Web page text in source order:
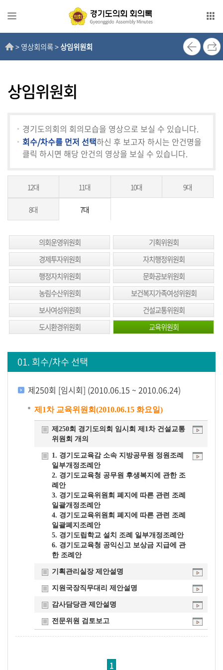
본문으로 바로가기
메인메뉴 바로가기
전
자
의
록
상
회
송
방
송
정
생
방
송
보
기
> 영상회의록 >상임위원회
상임위원회
경기도의회의 회의모습을 영상으로 보실 수 있습니다.
회수/차수를 먼저 선택하신 후 보고자 하시는 안건명을
클릭 하시면 해당 안건의 영상을 보실 수 있습니다.
12대 11대 10대 9대
8대 7대
의회운영위원회
기획위원회
경제투자위원회
자치행정위원회
행정자치위원회
문화공보위원회
농림수산위원회
보건복지가족여성위원회
보사여성위원회
건설교통위원회
도시환경위원회
교육위원회
01. 회수/차수 선택
제250회 [임시회] (2010.06.15 ~ 2010.06.24)
제1차 교육위원회(2010.06.15 화요일)
제250회 경기도의회 임시회 제1차 건설교통
위원회 개의
1. 경기도교육감 소속 지방공무원 정원조례
일부개정조례안
2. 경기도교육청 공무원 후생복지에 관한 조
례안
3. 경기도교육위원회 폐지에 따른 관련 조례
일괄개정조례안
4. 경기도교육위원회 폐지에 따른 관련 조례
일괄폐지조례안
5. 경기도립학교 설치 조례 일부개정조례안
6. 경기도교육청 공익신고 보상금 지급에 관
한 조례안
기획관리실장 제안설명
지원국장직무대리 제안설명
감사담당관 제안설명
전문위원 검토보고
1